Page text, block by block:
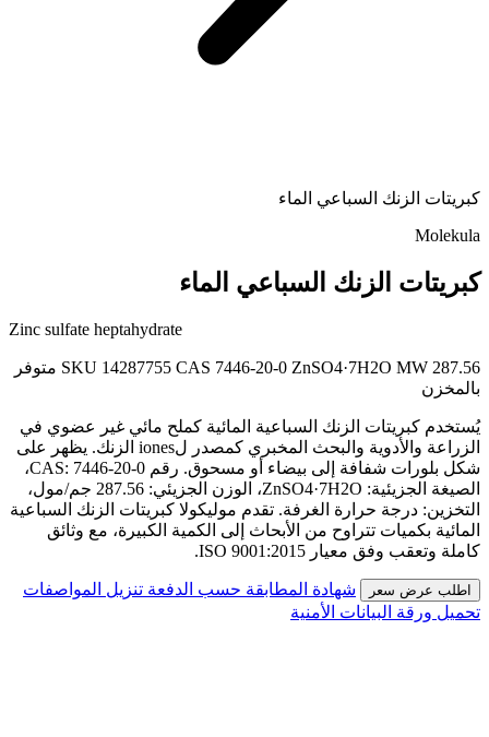
كبريتات الزنك السباعي الماء
Molekula
كبريتات الزنك السباعي الماء
Zinc sulfate heptahydrate
SKU 14287755 CAS 7446-20-0 ZnSO4·7H2O MW 287.56
متوفر
بالمخزن
يُستخدم كبريتات الزنك السباعية المائية كملح مائي غير عضوي في
الزراعة والأدوية والبحث المخبري كمصدر لiones الزنك. يظهر على
شكل بلورات شفافة إلى بيضاء أو مسحوق. رقم CAS: 7446-20-0،
الصيغة الجزيئية: ZnSO4·7H2O، الوزن الجزيئي: 287.56 جم/مول،
التخزين: درجة حرارة الغرفة. تقدم موليكولا كبريتات الزنك السباعية
المائية بكميات تتراوح من الأبحاث إلى الكمية الكبيرة، مع وثائق
كاملة وتعقب وفق معيار ISO 9001:2015.
اطلب عرض سعر شهادة المطابقة حسب الدفعة تنزيل المواصفات
تحميل ورقة البيانات الأمنية